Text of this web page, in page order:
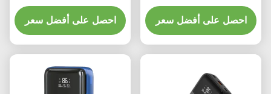
طاقة عالية
احصل على أفضل سعر
البوليمر 100 واط شاحن
محمول حماية من الحريق
احصل على أفضل سعر